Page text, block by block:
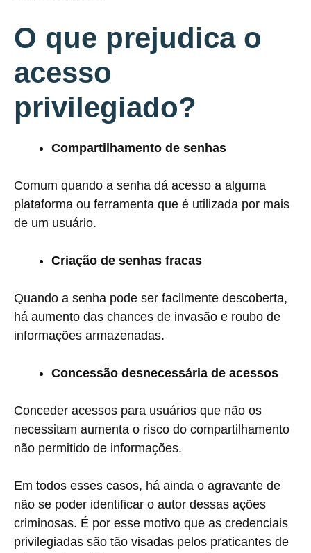
O que prejudica o
acesso
privilegiado?
Compartilhamento de senhas
Comum quando a senha dá acesso a alguma
plataforma ou ferramenta que é utilizada por mais
de um usuário.
Criação de senhas fracas
Quando a senha pode ser facilmente descoberta,
há aumento das chances de invasão e roubo de
informações armazenadas.
Concessão desnecessária de acessos
Conceder acessos para usuários que não os
necessitam aumenta o risco do compartilhamento
não permitido de informações.
Em todos esses casos, há ainda o agravante de
não se poder identificar o autor dessas ações
criminosas. É por esse motivo que as credenciais
privilegiadas são tão visadas pelos praticantes de